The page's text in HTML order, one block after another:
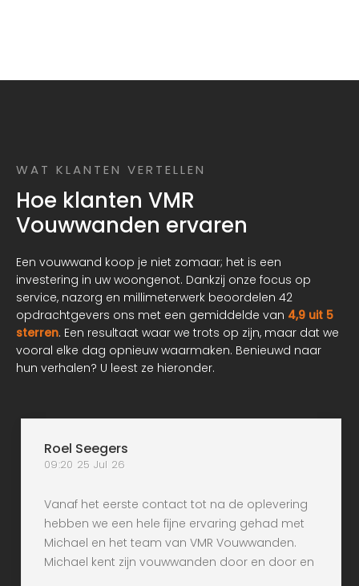
WAT KLANTEN VERTELLEN
Hoe klanten VMR
Vouwwanden ervaren
Een vouwwand koop je niet zomaar; het is een
investering in uw woongenot. Dankzij onze focus op
service, nazorg en millimeterwerk beoordelen 42
opdrachtgevers ons met een gemiddelde van 4,9 uit 5
sterren. Een resultaat waar we trots op zijn, maar dat we
vooral elke dag opnieuw waarmaken. Benieuwd naar
hun verhalen? U leest ze hieronder.
Roel Seegers
09:20 25 Jul 26
Vanaf het eerste contact tot na de oplevering
hebben we een hele fijne ervaring gehad met
Michael en het team van VMR Vouwwanden.
Michael kent zijn vouwwanden door en door en